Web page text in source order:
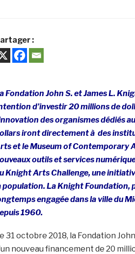
:
Fondation John S. et James L.
d’investir 20 millions de
des organismes dédiés
iront directement à des
et le Museum of Contemporary
outils et services
Knight Arts Challenge, une
population. La Knight Foundation,
engagée dans la ville du
1960.
31 octobre 2018, la Fondation
nouveau financement de 20